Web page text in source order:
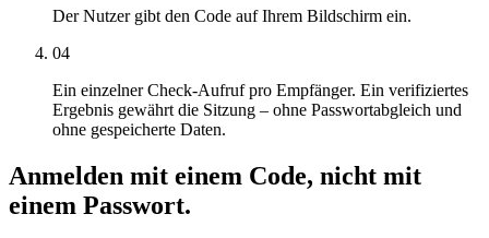
Der Nutzer gibt den Code auf Ihrem Bildschirm ein.
04
Ein einzelner Check-Aufruf pro Empfänger. Ein verifiziertes
Ergebnis gewährt die Sitzung – ohne Passwortabgleich und
ohne gespeicherte Daten.
Anmelden mit einem Code, nicht mit
einem Passwort.